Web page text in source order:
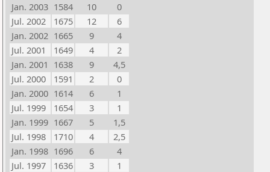
Jan. 2003 1584 10
0
Jul. 2002
1675 12
6
Jan. 2002 1665 9
4
Jul. 2001
1649 4
2
Jan. 2001 1638 9
4,5
Jul. 2000
1591 2
0
Jan. 2000 1614 6
1
Jul. 1999
1654 3
1
Jan. 1999 1667 5
1,5
Jul. 1998
1710 4
2,5
Jan. 1998 1696 6
4
Jul. 1997
1636 3
1